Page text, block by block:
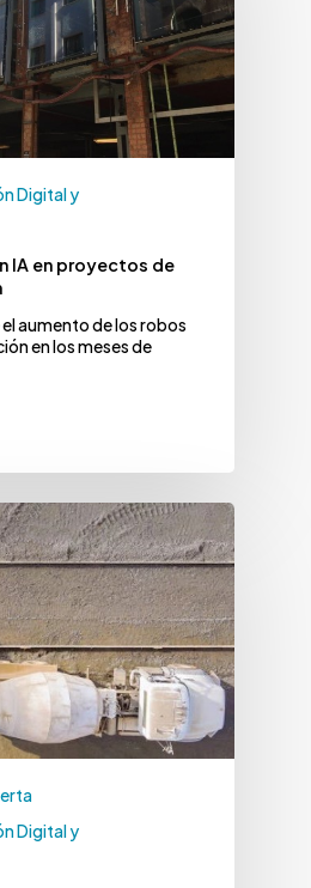
Digital y
IA en proyectos de
aumento de los robos
en los meses de
Digital y